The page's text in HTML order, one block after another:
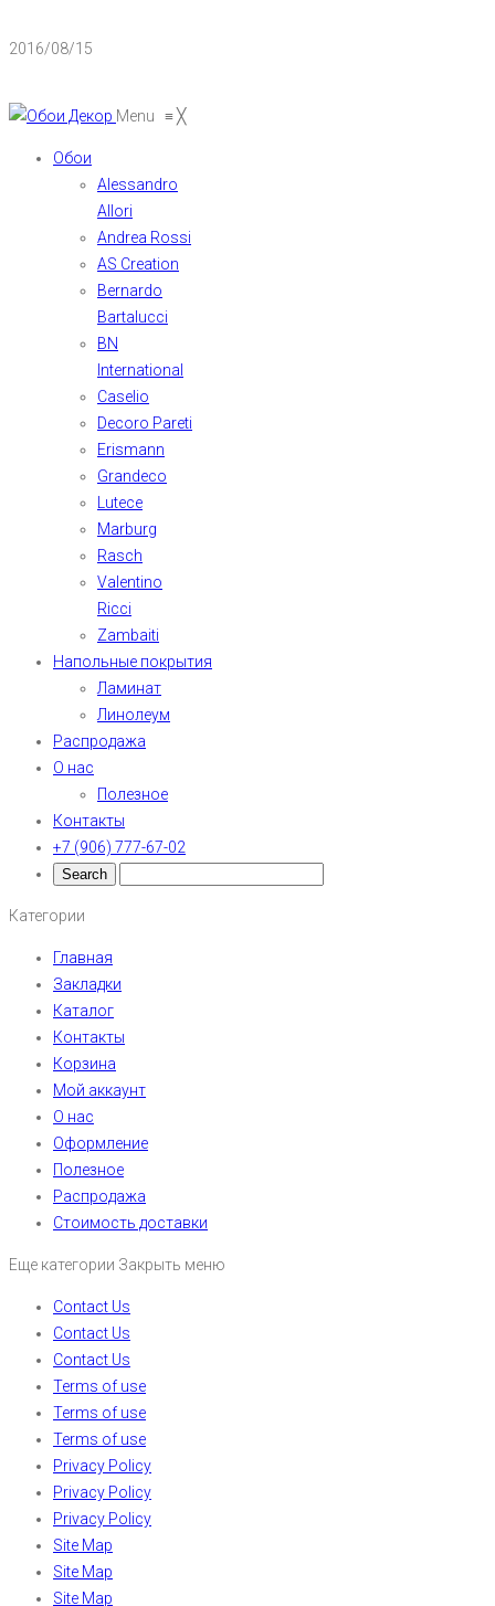
2016/08/15
Menu ≡╳
Обои
Alessandro
Allori
Andrea Rossi
AS Creation
Bernardo
Bartalucci
BN
International
Caselio
Decoro Pareti
Erismann
Grandeco
Lutece
Marburg
Rasch
Valentino
Ricci
Zambaiti
Напольные покрытия
Ламинат
Линолеум
Распродажа
О нас
Полезное
Контакты
+7 (906) 777-67-02
Категории
Главная
Закладки
Каталог
Контакты
Корзина
Мой аккаунт
О нас
Оформление
Полезное
Распродажа
Стоимость доставки
Еще категории Закрыть меню
Contact Us
Contact Us
Contact Us
Terms of use
Terms of use
Terms of use
Privacy Policy
Privacy Policy
Privacy Policy
Site Map
Site Map
Site Map